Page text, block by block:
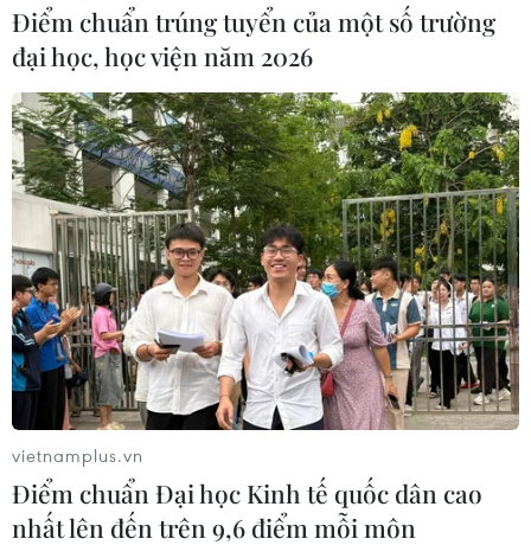
Điểm chuẩn trúng tuyển của một số trường
đại học, học viện năm 2026
vietnamplus.vn
Điểm chuẩn Đại học Kinh tế quốc dân cao
nhất lên đến trên 9,6 điểm mỗi môn